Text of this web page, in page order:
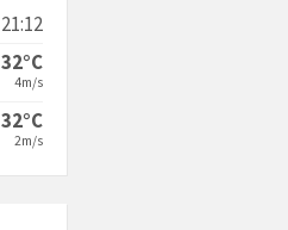
21:12
32°C
4m/s
32°C
2m/s